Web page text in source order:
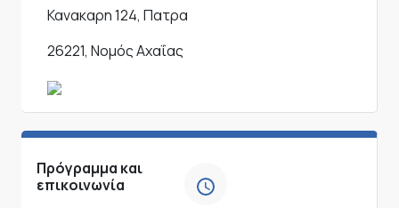
Κανακαρη 124, Πατρα
26221, Νομός Αχαΐας
Πρόγραμμα και
επικοινωνία